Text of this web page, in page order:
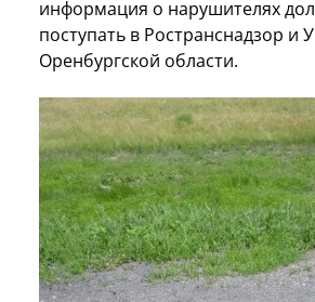
информация о нарушителях
поступать в Ространснадзор и
Оренбургской области.